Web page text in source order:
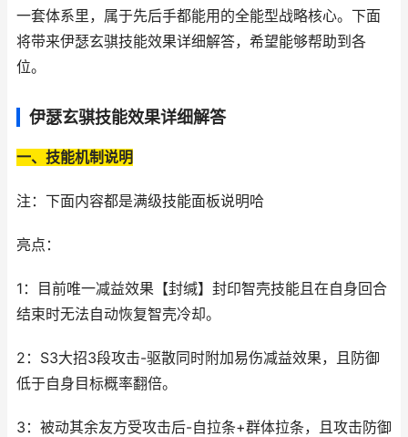
一套体系里，属于先后手都能用的全能型战略核心。下面
将带来伊瑟玄骐技能效果详细解答，希望能够帮助到各
位。
伊瑟玄骐技能效果详细解答
一、技能机制说明
注：下面内容都是满级技能面板说明哈
亮点：
1：目前唯一减益效果【封缄】封印智壳技能且在自身回合
结束时无法自动恢复智壳冷却。
2：S3大招3段攻击-驱散同时附加易伤减益效果，且防御
低于自身目标概率翻倍。
3：被动其余友方受攻击后-自拉条+群体拉条，且攻击防御